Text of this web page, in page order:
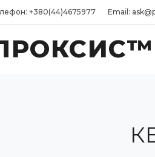
+380(44)4675977 Email: